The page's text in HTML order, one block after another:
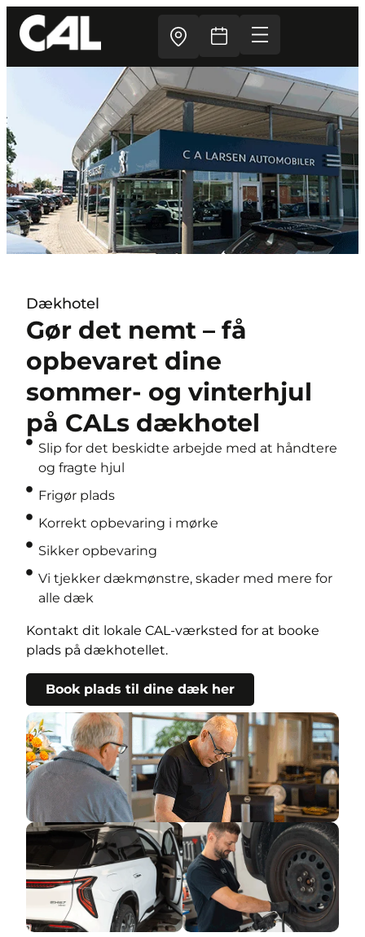
Dækhotel
Gør det nemt – få
opbevaret dine
sommer- og vinterhjul
på CALs dækhotel
Slip for det beskidte arbejde med at håndtere
og fragte hjul
Frigør plads
Korrekt opbevaring i mørke
Sikker opbevaring
Vi tjekker dækmønstre, skader med mere for
alle dæk
Kontakt dit lokale CAL-værksted for at booke
plads på dækhotellet.
Book plads til dine dæk her